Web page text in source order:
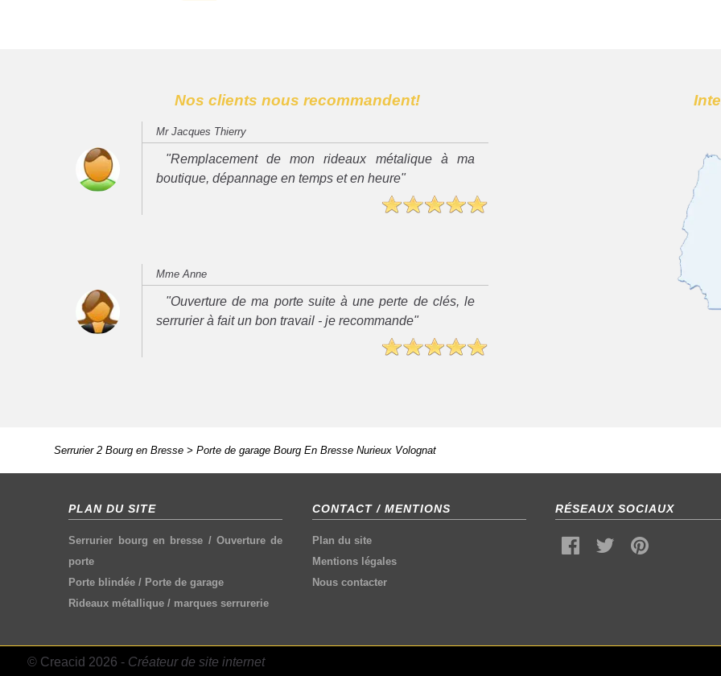
Nos clients nous recommandent!
Mr Jacques Thierry
"Remplacement de mon rideaux métalique à ma
boutique, dépannage en temps et en heure"
Mme Anne
"Ouverture de ma porte suite à une perte de clés, le
serrurier à fait un bon travail - je recommande"
Serrurier 2 Bourg en Bresse> Porte de garage Bourg En Bresse Nurieux Volognat
PLAN DU SITE
Serrurier bourg en bresse /Ouverture de
porte
Porte blindée / Porte de garage
Rideaux métallique / marques serrurerie
CONTACT / MENTIONS
Plan du site
Mentions légales
Nous contacter
RÉSEAUX SOCIAUX
© Creacid 2026 - Créateur de site internet